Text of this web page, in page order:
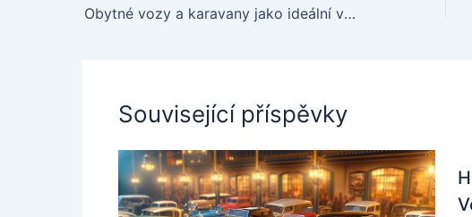
Obytné vozy a karavany jako ideální volba pro dobrodružné motoristy
Související příspěvky